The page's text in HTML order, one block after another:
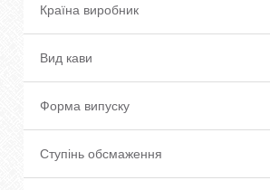
Країна виробник
Вид кави
Форма випуску
Ступінь обсмаження